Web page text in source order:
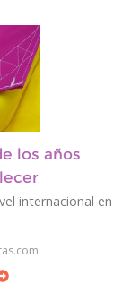
los años
internacional en